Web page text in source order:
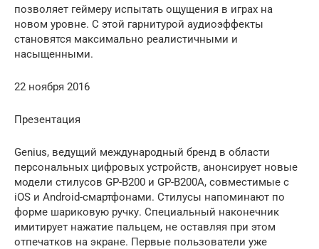
позволяет геймеру испытать ощущения в играх на
новом уровне. С этой гарнитурой аудиоэффекты
становятся максимально реалистичными и
насыщенными.
22 ноября 2016
Презентация
Genius, ведущий международный бренд в области
персональных цифровых устройств, анонсирует новые
модели стилусов GP-B200 и GP-B200A, совместимые с
iOS и Android-смартфонами. Стилусы напоминают по
форме шариковую ручку. Специальный наконечник
имитирует нажатие пальцем, не оставляя при этом
отпечатков на экране. Первые пользователи уже